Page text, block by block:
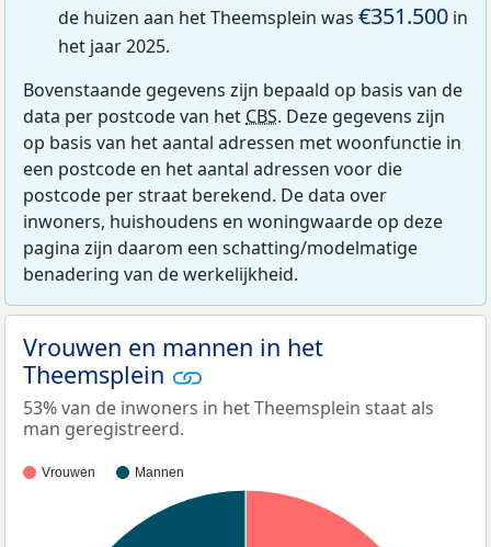
de huizen aan het Theemsplein was €351.500 in
het jaar 2025.
Bovenstaande gegevens zijn bepaald op basis van de
data per postcode van het CBS. Deze gegevens zijn
op basis van het aantal adressen met woonfunctie in
een postcode en het aantal adressen voor die
postcode per straat berekend. De data over
inwoners, huishoudens en woningwaarde op deze
pagina zijn daarom een schatting/modelmatige
benadering van de werkelijkheid.
Vrouwen en mannen in het
Theemsplein
53% van de inwoners in het Theemsplein staat als
man geregistreerd.
Vrouwen Mannen